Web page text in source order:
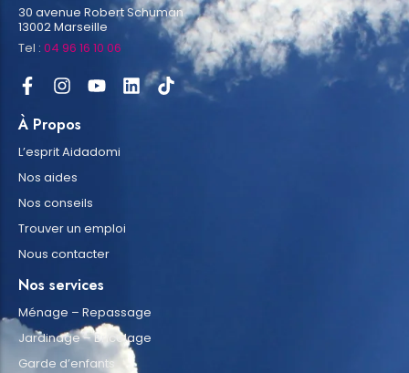
30 avenue Robert Schuman
13002 Marseille
Tel : 04 96 16 10 06
À Propos
L’esprit Aidadomi
Nos aides
Nos conseils
Trouver un emploi
Nous contacter
Nos services
Ménage – Repassage
Jardinage – Bricolage
Garde d’enfants